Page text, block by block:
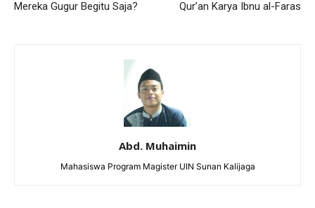
Mereka Gugur Begitu Saja?
Qur’an Karya Ibnu al-Faras
Abd. Muhaimin
Mahasiswa Program Magister UIN Sunan Kalijaga